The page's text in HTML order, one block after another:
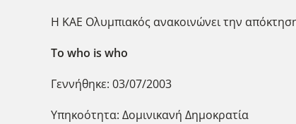
Η ΚΑΕ Ολυμπιακός ανακοινώνει την
Το who is who
Γεννήθηκε: 03/07/2003
Υπηκοότητα: Δομινικανή Δημοκρατία